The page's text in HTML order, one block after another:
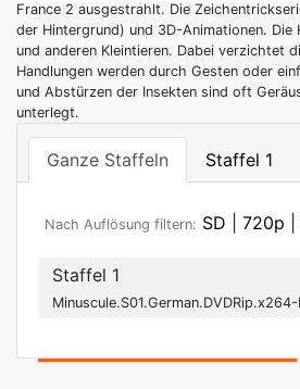
France 2 ausgestrahlt. Die
der Hintergrund) und 3D-Animationen.
und anderen Kleintieren. Dabei verzichtet
Handlungen werden durch Gesten oder
und Abstürzen der Insekten sind oft
unterlegt.
Ganze Staffeln Staffel 1
Nach Auflösung filtern: SD 720p
Staffel 1